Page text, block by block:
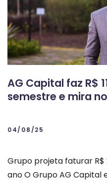
AG Capital faz R$
semestre e mira
04/08/25
Grupo projeta faturar R$
ano O Grupo AG Capital